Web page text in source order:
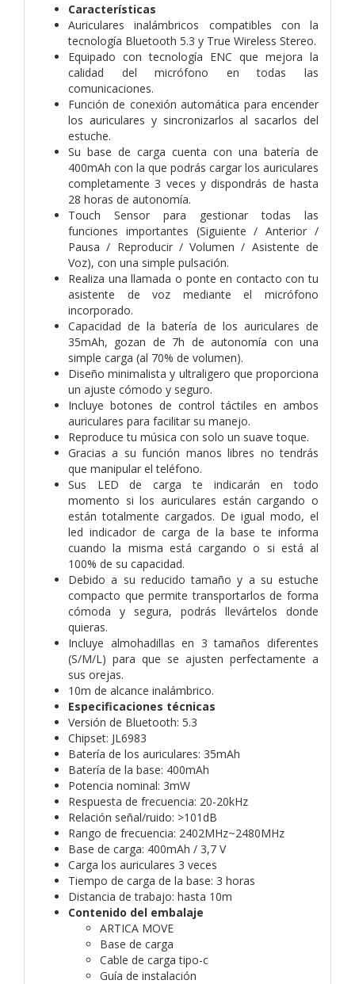
Características
Auriculares inalámbricos compatibles con la
tecnología Bluetooth 5.3 y True Wireless Stereo.
Equipado con tecnología ENC que mejora la
calidad del micrófono en todas las
comunicaciones.
Función de conexión automática para encender
los auriculares y sincronizarlos al sacarlos del
estuche.
Su base de carga cuenta con una batería de
400mAh con la que podrás cargar los auriculares
completamente 3 veces y dispondrás de hasta
28 horas de autonomía.
Touch Sensor para gestionar todas las
funciones importantes (Siguiente / Anterior /
Pausa / Reproducir / Volumen / Asistente de
Voz), con una simple pulsación.
Realiza una llamada o ponte en contacto con tu
asistente de voz mediante el micrófono
incorporado.
Capacidad de la batería de los auriculares de
35mAh, gozan de 7h de autonomía con una
simple carga (al 70% de volumen).
Diseño minimalista y ultraligero que proporciona
un ajuste cómodo y seguro.
Incluye botones de control táctiles en ambos
auriculares para facilitar su manejo.
Reproduce tu música con solo un suave toque.
Gracias a su función manos libres no tendrás
que manipular el teléfono.
Sus LED de carga te indicarán en todo
momento si los auriculares están cargando o
están totalmente cargados. De igual modo, el
led indicador de carga de la base te informa
cuando la misma está cargando o si está al
100% de su capacidad.
Debido a su reducido tamaño y a su estuche
compacto que permite transportarlos de forma
cómoda y segura, podrás llevártelos donde
quieras.
Incluye almohadillas en 3 tamaños diferentes
(S/M/L) para que se ajusten perfectamente a
sus orejas.
10m de alcance inalámbrico.
Especificaciones técnicas
Versión de Bluetooth: 5.3
Chipset: JL6983
Batería de los auriculares: 35mAh
Batería de la base: 400mAh
Potencia nominal: 3mW
Respuesta de frecuencia: 20-20kHz
Relación señal/ruido: >101dB
Rango de frecuencia: 2402MHz~2480MHz
Base de carga: 400mAh / 3,7 V
Carga los auriculares 3 veces
Tiempo de carga de la base: 3 horas
Distancia de trabajo: hasta 10m
Contenido del embalaje
ARTICA MOVE
Base de carga
Cable de carga tipo-c
Guía de instalación